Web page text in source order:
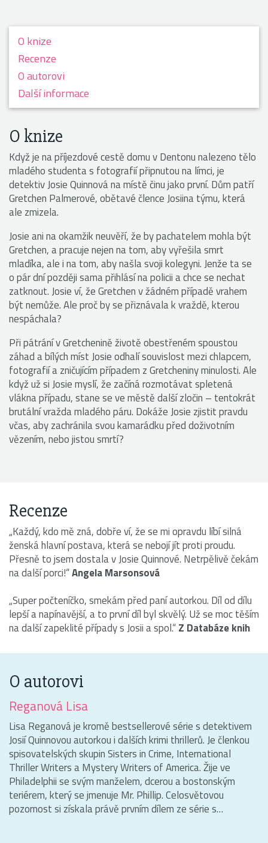
O knize
Recenze
O autorovi
Další informace
O knize
Když je na příjezdové cestě domu v Dentonu nalezeno tělo
mladého studenta s fotografií připnutou na límci, je
detektiv Josie Quinnová na místě činu jako první. Dům patří
Gretchen Palmerové, obětavé člence Josiina týmu, která
ale zmizela.
Josie ani na okamžik neuvěří, že by pachatelem mohla být
Gretchen, a pracuje nejen na tom, aby vyřešila smrt
mladíka, ale i na tom, aby našla svoji kolegyni. Jenže ta se
o pár dní později sama přihlásí na policii a chce se nechat
zatknout. Josie ví, že Gretchen v žádném případě vrahem
být nemůže. Ale proč by se přiznávala k vraždě, kterou
nespáchala?
Při pátrání v Gretchenině životě obestřeném spoustou
záhad a bílých míst Josie odhalí souvislost mezi chlapcem,
fotografií a zničujícím případem z Gretcheniny minulosti. Ale
když už si Josie myslí, že začíná rozmotávat spletená
vlákna případu, stane se ve městě další zločin – tentokrát
brutální vražda mladého páru. Dokáže Josie zjistit pravdu
včas, aby zachránila svou kamarádku před doživotním
vězením, nebo jistou smrtí?
Recenze
„Každý, kdo mě zná, dobře ví, že se mi opravdu líbí silná
ženská hlavní postava, která se nebojí jít proti proudu.
Přesně to jsem dostala v Josie Quinnové. Netrpělivě čekám
na další porci!“Angela Marsonsová
„Super počteníčko, smekám před paní autorkou. Díl od dílu
lepší a napínavější, a to první díl byl skvělý. Už se moc těším
na další zapeklité případy s Josii a spol.“Z Databáze knih
O autorovi
Reganová Lisa
Lisa Reganová je kromě bestsellerové série s detektivem
Josií Quinnovou autorkou i dalších krimi thrillerů. Je členkou
spisovatelských skupin Sisters in Crime, International
Thriller Writers a Mystery Writers of America. Žije ve
Philadelphii se svým manželem, dcerou a bostonským
teriérem, který se jmenuje Mr. Phillip. Celosvětovou
pozornost si získala právě prvním dílem ze série s…